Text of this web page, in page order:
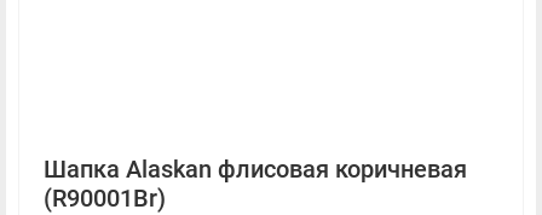
Шапка Alaskan флисовая коричневая
(R90001Br)